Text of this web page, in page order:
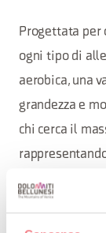
Progettata per
ogni tipo di
aerobica, una
grandezza e
chi cerca il